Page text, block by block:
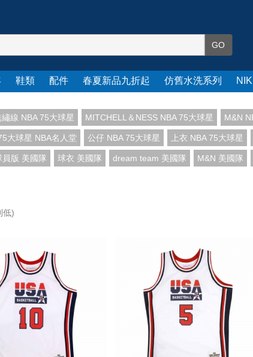
鞋類 配件 春夏新品九折起 仿舊水洗系列
繡線 NBA 75大球星 MITCHELL＆NESS NBA 75大球星 M&N
大球星 NBA名人堂 公仔 NBA 75大球星 上衣 NBA 75大球星
員版 美國隊 球衣 美國隊 dream team 美國隊 M&N 美國隊
低)